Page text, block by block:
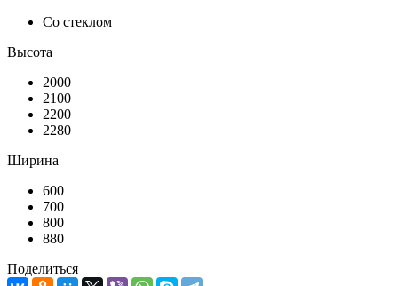
Со стеклом
Высота
2000
2100
2200
2280
Ширина
600
700
800
880
Поделиться